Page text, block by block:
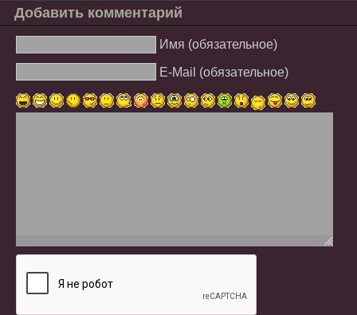
Добавить комментарий
Имя (обязательное)
E-Mail (обязательное)